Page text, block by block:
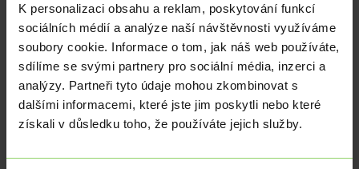
K personalizaci obsahu a reklam, poskytování funkcí
sociálních médií a analýze naší návštěvnosti využíváme
soubory cookie. Informace o tom, jak náš web používáte,
sdílíme se svými partnery pro sociální média, inzerci a
analýzy. Partneři tyto údaje mohou zkombinovat s
dalšími informacemi, které jste jim poskytli nebo které
získali v důsledku toho, že používáte jejich služby.
Za celou EU pak tržby klesly meziročně o 3,1 % a mezikvartálně o
0,9 %.
Spotřebitelské výdaje v evropských zemích jsou zasaženy vysokou
inflací a zvyšujícími se úrokovými sazbami. Důvěra spotřebitelů
navíc zůstává slabá.
Za meziročním poklesem stojí zejména nižší prodej potravin (téměř
o 5 %), ale i nepotravinářských výrobků.